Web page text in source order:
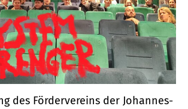
des Fördervereins der Johannes-